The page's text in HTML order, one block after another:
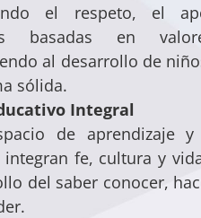
el respeto, el
basadas en
al desarrollo de
sólida.
Integral
de aprendizaje y
integran fe, cultura y
del saber conocer,